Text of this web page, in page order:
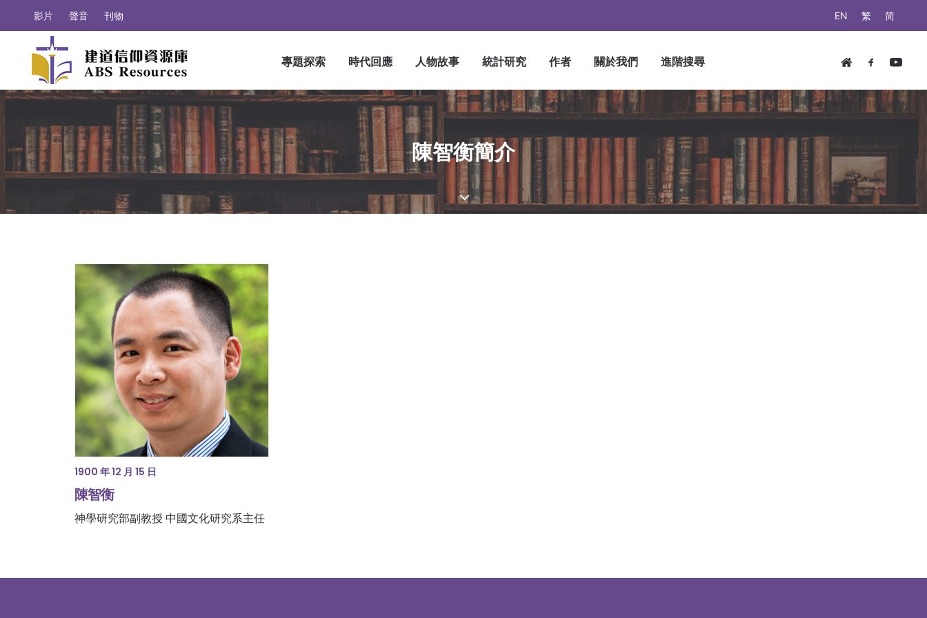
EN 繁 简
影片 聲音 刊物
專題探索 時代回應 人物故事 統計研究 作者 關於我們 進階搜尋
陳智衡簡介
1900 年 12 月 15 日
陳智衡
神學研究部副教授 中國文化研究系主任